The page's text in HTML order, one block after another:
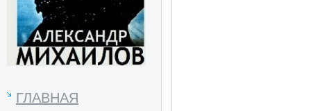
ГЛАВНАЯ